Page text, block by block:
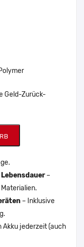
Geld-Zurück-
–
– Inklusive
Akku jederzeit (auch